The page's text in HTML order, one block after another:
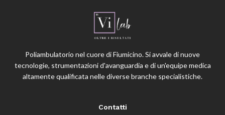
Poliambulatorio nel cuore di Fiumicino. Si avvale di nuove
tecnologie, strumentazioni d'avanguardia e di un'equipe medica
altamente qualificata nelle diverse branche specialistiche.
Contatti